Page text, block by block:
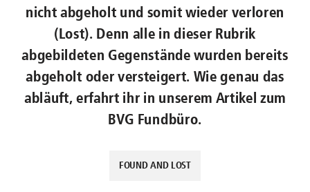
nicht abgeholt und somit wieder verloren
(Lost). Denn alle in dieser Rubrik
abgebildeten Gegenstände wurden bereits
abgeholt oder versteigert. Wie genau das
abläuft, erfahrt ihr in unserem Artikel zum
BVG Fundbüro.
FOUND AND LOST